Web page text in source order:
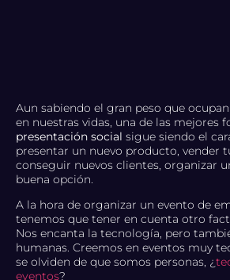
Aun sabiendo el gran peso que
en nuestras vidas, una de las mejores
presentación social sigue siendo el
presentar un nuevo producto, vender
conseguir nuevos clientes, organizar
buena opción.
A la hora de organizar un evento de
tenemos que tener en cuenta otro
Nos encanta la tecnología, pero
humanas. Creemos en eventos muy
se olviden de que somos personas, ¿
eventos?